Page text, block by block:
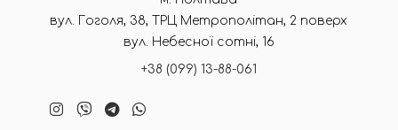
вул. Гоголя, 38, ТРЦ Метрополітан, 2 поверх
вул. Небесної сотні, 16
+38 (099) 13-88-061